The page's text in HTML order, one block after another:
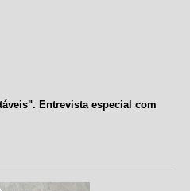
Entrevista especial com